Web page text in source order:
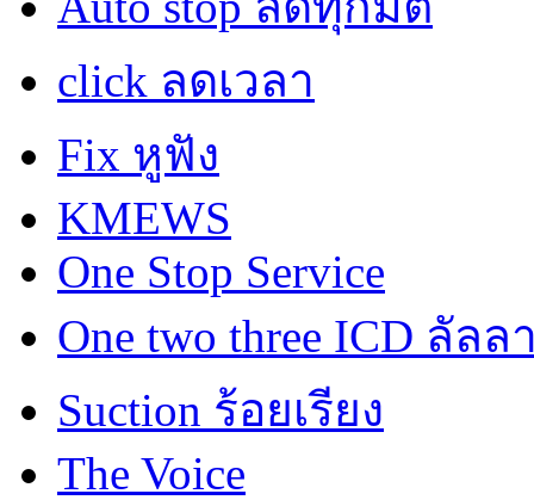
click ลดเวลา
Fix หูฟัง
KMEWS
One Stop Service
One two three ICD ลัลล
Suction ร้อยเรียง
The Voice